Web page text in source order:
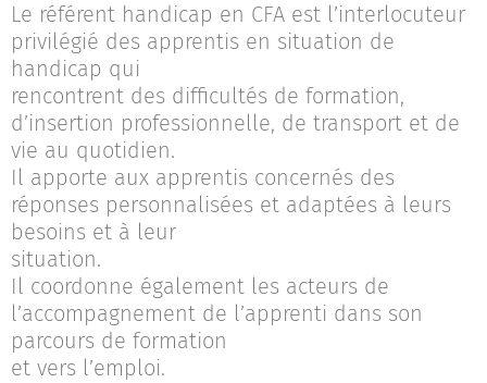
Le référent handicap en CFA est l’interlocuteur
privilégié des apprentis en situation de
handicap qui
rencontrent des difficultés de formation,
d’insertion professionnelle, de transport et de
vie au quotidien.
Il apporte aux apprentis concernés des
réponses personnalisées et adaptées à leurs
besoins et à leur
situation.
Il coordonne également les acteurs de
l’accompagnement de l’apprenti dans son
parcours de formation
et vers l’emploi.